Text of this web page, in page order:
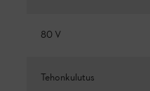
80 V
Tehonkulutus